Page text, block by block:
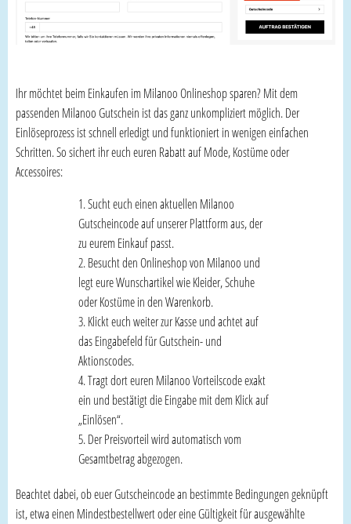
Ihr möchtet beim Einkaufen im Milanoo Onlineshop sparen? Mit dem
passenden Milanoo Gutschein ist das ganz unkompliziert möglich. Der
Einlöseprozess ist schnell erledigt und funktioniert in wenigen einfachen
Schritten. So sichert ihr euch euren Rabatt auf Mode, Kostüme oder
Accessoires:
Sucht euch einen aktuellen Milanoo
Gutscheincode auf unserer Plattform aus, der
zu eurem Einkauf passt.
Besucht den Onlineshop von Milanoo und
legt eure Wunschartikel wie Kleider, Schuhe
oder Kostüme in den Warenkorb.
Klickt euch weiter zur Kasse und achtet auf
das Eingabefeld für Gutschein- und
Aktionscodes.
Tragt dort euren Milanoo Vorteilscode exakt
ein und bestätigt die Eingabe mit dem Klick auf
„Einlösen“.
Der Preisvorteil wird automatisch vom
Gesamtbetrag abgezogen.
Beachtet dabei, ob euer Gutscheincode an bestimmte Bedingungen geknüpft
ist, etwa einen Mindestbestellwert oder eine Gültigkeit für ausgewählte